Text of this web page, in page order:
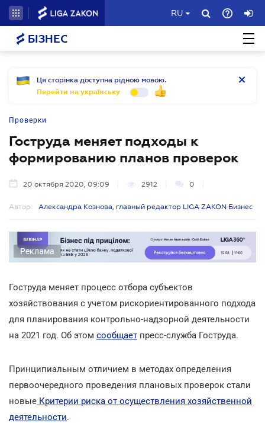
RU
БІЗНЕС
Ця сторінка доступна рідною мовою.
Перейти на українську
Проверки
Гоструда меняет подходы к
формированию планов проверок
20 октября 2020, 09:09 2912 0
Автор: Александра Кознова, главный редактор LIGA ZAKON Бизнес
Реклама
Гоструда меняет процесс отбора субъектов
хозяйствования с учетом рискориентированного подхода
для планирования контрольно-надзорной деятельности
на 2021 год. Об этом сообщает пресс-служба Гоструда.
Принципиальным отличием в методах определения
первоочередного проведения плановых проверок стали
новые Критерии риска от осуществления хозяйственной
деятельности.